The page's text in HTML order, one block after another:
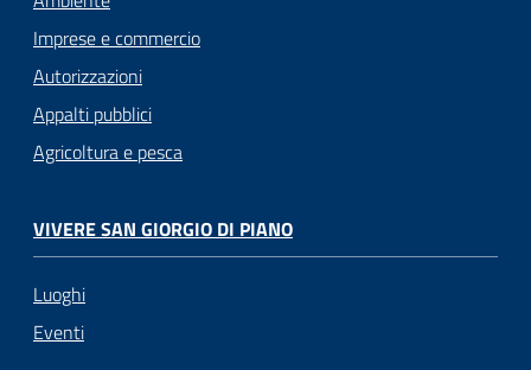
Imprese e commercio
Autorizzazioni
Appalti pubblici
Agricoltura e pesca
VIVERE SAN GIORGIO DI PIANO
Luoghi
Eventi